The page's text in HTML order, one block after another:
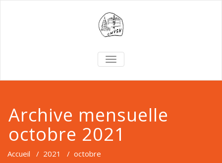
TOGGLE
NAVIGATION
Archive mensuelle
octobre 2021
Accueil / 2021 / octobre